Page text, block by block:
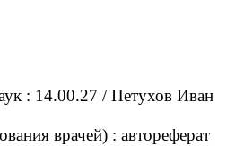
: 14.00.27 / Петухов Иван
врачей) : автореферат